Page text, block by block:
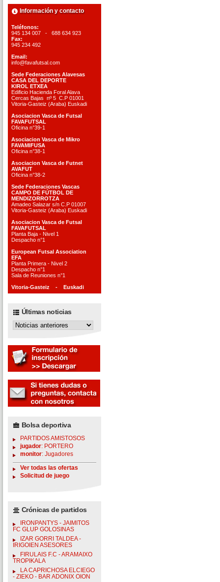
Información y contacto
Teléfonos:
945 134 007 - 688 634 923
Fax:
945 234 492
Email:
info@favafutsal.com
Sede Federaciones Alavesas
CASA DEL DEPORTE
KIROL ETXEA
Edificio Hacienda Foral Alava
Cercas Bajas nº 5 C.P 01001
Vitoria-Gasteiz (Araba) Euskadi
Asociacion Vasca de Futsal
FAVAFUTSAL
Oficina n°39-1
Asociacion Vasca de Mikro
FAVAMIFUSA
Oficina n°38-1
Asociacion Vasca de Futnet
AVAFUT
Oficina n°38-2
Sede Federaciones Vascas
CAMPO DE FÚTBOL DE
MENDIZORROTZA
Amadeo Salazar s/n C.P 01007
Vitoria-Gasteiz (Araba) Euskadi
Asociacion Vasca de Futsal
FAVAFUTSAL
Planta Baja - Nivel 1
Despacho n°1
European Futsal Association
EFA
Planta Primera - Nivel 2
Despacho n°1
Sala de Reuniones n°1
Vitoria-Gasteiz - Euskadi
Últimas noticias
Bolsa deportiva
PARTIDOS AMISTOSOS
jugador: PORTERO
monitor: Jugadores
Ver todas las ofertas
Solicitud de juego
Crónicas de partidos
IRONPANTYS - JAIMITOS
FC GLUP GOLOSINAS
IZAR GORRI TALDEA -
IRIGOIEN ASESORES
FIRULAIS F.C - ARAMAIXO
TROPIKALA
LA CAPRICHOSA ELCIEGO
- ZIEKO - BAR ADONIX OION